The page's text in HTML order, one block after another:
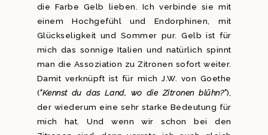
die Farbe Gelb lieben. Ich verbinde sie mit
einem Hochgefühl und Endorphinen, mit
Glückseligkeit und Sommer pur. Gelb ist für
mich das sonnige Italien und natürlich spinnt
man die Assoziation zu Zitronen sofort weiter.
Damit verknüpft ist für mich J.W. von Goethe
(“Kennst du das Land, wo die Zitronen blühn?”),
der wiederum eine sehr starke Bedeutung für
mich hat. Und wenn wir schon bei den